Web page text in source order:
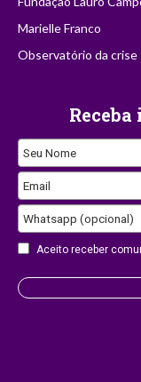
Marielle Franco
Observatório da crise
Seu Nome
Email
Whatsapp (opcional)
Aceito receber
Company
Name